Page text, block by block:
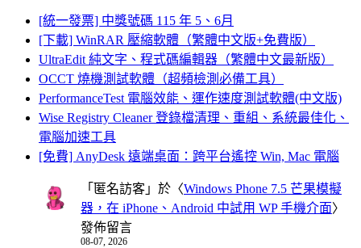
[統一發票] 中獎號碼 115 年 5、6月
[下載] WinRAR 壓縮軟體（繁體中文版+免費版）
UltraEdit 純文字、程式碼編輯器（繁體中文最新版）
OCCT 燒機測試軟體（超頻檢測必備工具）
PerformanceTest 電腦效能、運作速度測試軟體(中文版)
Wise Registry Cleaner 登錄檔清理、重組、系統最佳化、
電腦加速工具
[免費] AnyDesk 遠端桌面：跨平台遙控 Win, Mac 電腦
「 匿名訪客 」於〈Windows Phone 7.5 芒果模擬
器，在 iPhone、Android 中試用 WP 手機介面〉
發佈留言
08-07, 2026